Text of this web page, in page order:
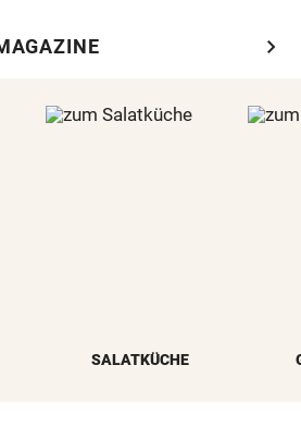
chevron_right
SALATKÜCHE